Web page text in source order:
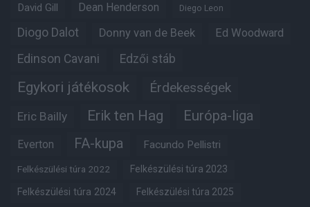
David Gill Dean Henderson Diego Leon
Diogo Dalot Donny van de Beek Ed Woodward
Edinson Cavani Edzői stáb
Egykori játékosok Érdekességek
Eric Bailly Erik ten Hag Európa-liga
Everton FA-kupa Facundo Pellistri
Felkészülési túra 2022 Felkészülési túra 2023
Felkészülési túra 2024 Felkészülési túra 2025